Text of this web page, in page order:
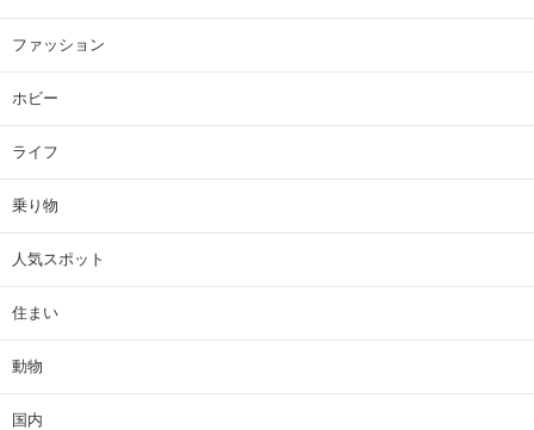
ファッション
ホビー
ライフ
乗り物
人気スポット
住まい
動物
国内